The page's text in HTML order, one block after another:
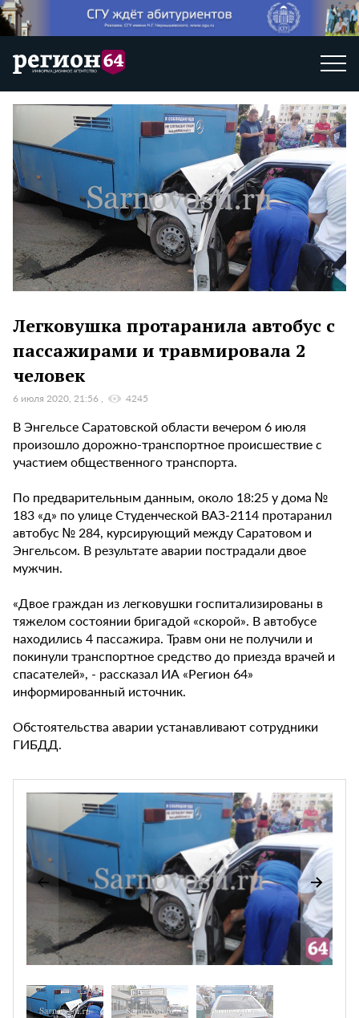
Легковушка протаранила автобус с
пассажирами и травмировала 2
человек
6 июля 2020, 21:56 4245
В Энгельсе Саратовской области вечером 6 июля
произошло дорожно-транспортное происшествие с
участием общественного транспорта.
По предварительным данным, около 18:25 у дома №
183 «д» по улице Студенческой ВАЗ-2114 протаранил
автобус № 284, курсирующий между Саратовом и
Энгельсом. В результате аварии пострадали двое
мужчин.
«Двое граждан из легковушки госпитализированы в
тяжелом состоянии бригадой «скорой». В автобусе
находились 4 пассажира. Травм они не получили и
покинули транспортное средство до приезда врачей и
спасателей», - рассказал ИА «Регион 64»
информированный источник.
Обстоятельства аварии устанавливают сотрудники
ГИБДД.